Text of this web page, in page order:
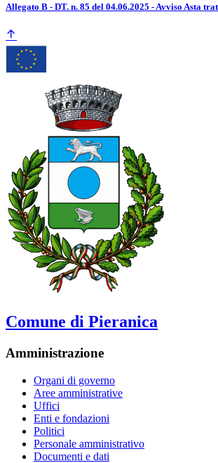
Allegato B - DT. n. 85 del 04.06.2025 - Avviso Asta
Comune di Pieranica
Amministrazione
Organi di governo
Aree amministrative
Uffici
Enti e fondazioni
Politici
Personale amministrativo
Documenti e dati